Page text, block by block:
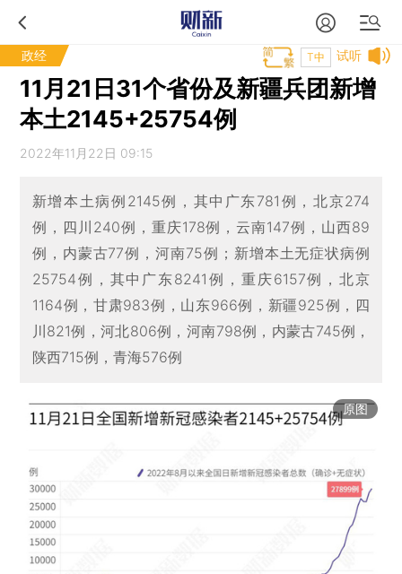
政经 试听
T中
11月21日31个省份及新疆兵团新增
本土2145+25754例
2022年11月22日 09:15
新增本土病例2145例，其中广东781例，北京274
例，四川240例，重庆178例，云南147例，山西89
例，内蒙古77例，河南75例；新增本土无症状病例
25754例，其中广东8241例，重庆6157例，北京
1164例，甘肃983例，山东966例，新疆925例，四
川821例，河北806例，河南798例，内蒙古745例，
陕西715例，青海576例
原图